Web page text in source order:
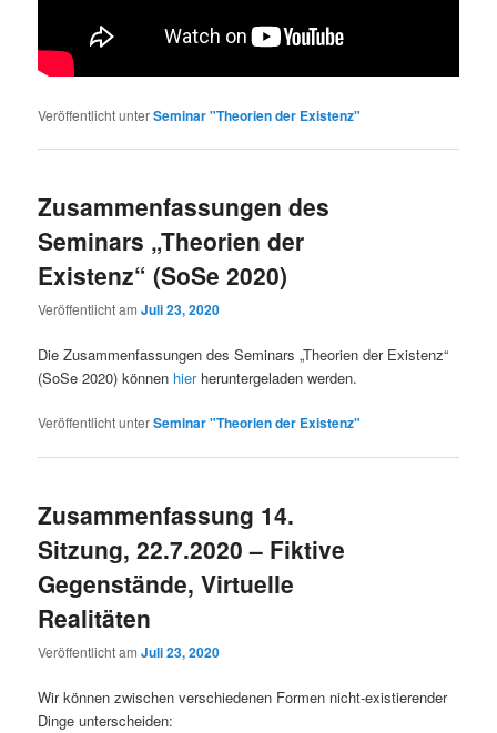
Veröffentlicht unterSeminar "Theorien der Existenz"
Zusammenfassungen des
Seminars „Theorien der
Existenz“ (SoSe 2020)
Veröffentlicht amJuli 23, 2020
Die Zusammenfassungen des Seminars „Theorien der Existenz“
(SoSe 2020) können hierheruntergeladen werden.
Veröffentlicht unterSeminar "Theorien der Existenz"
Zusammenfassung 14.
Sitzung, 22.7.2020 – Fiktive
Gegenstände, Virtuelle
Realitäten
Veröffentlicht amJuli 23, 2020
Wir können zwischen verschiedenen Formen nicht-existierender
Dinge unterscheiden: